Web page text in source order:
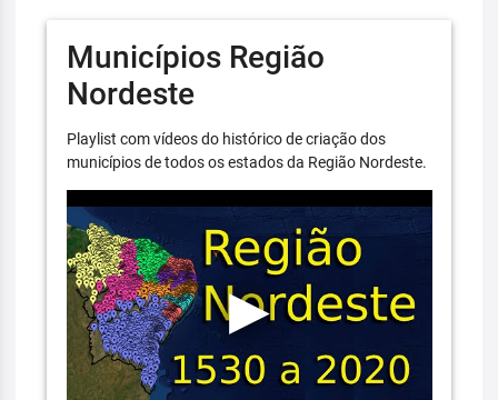
Municípios Região
Nordeste
Playlist com vídeos do histórico de criação dos
municípios de todos os estados da Região Nordeste.